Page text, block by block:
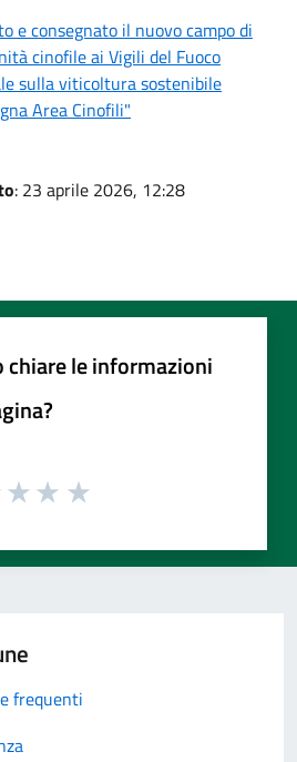
e consegnato il nuovo campo di
cinofile ai Vigili del Fuoco
sulla viticoltura sostenibile
Area Cinofili"
: 23 aprile 2026, 12:28
chiare le informazioni
frequenti